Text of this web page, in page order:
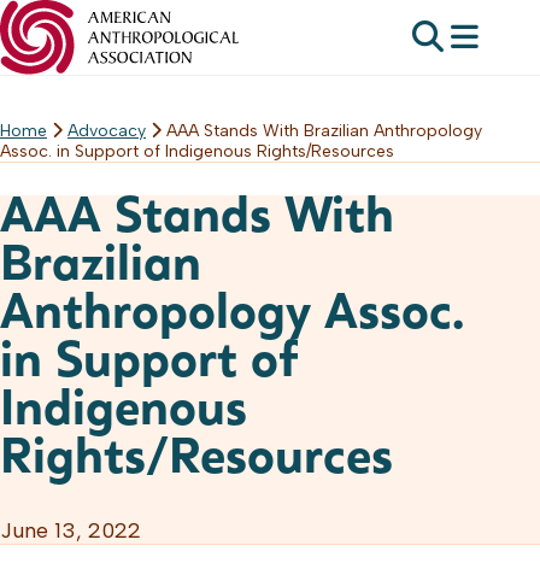
Skip
to
content
Home Advocacy
AAA Stands With Brazilian Anthropology
Assoc. in Support of Indigenous Rights/Resources
AAA Stands With
Brazilian
Anthropology Assoc.
in Support of
Indigenous
Rights/Resources
June 13, 2022